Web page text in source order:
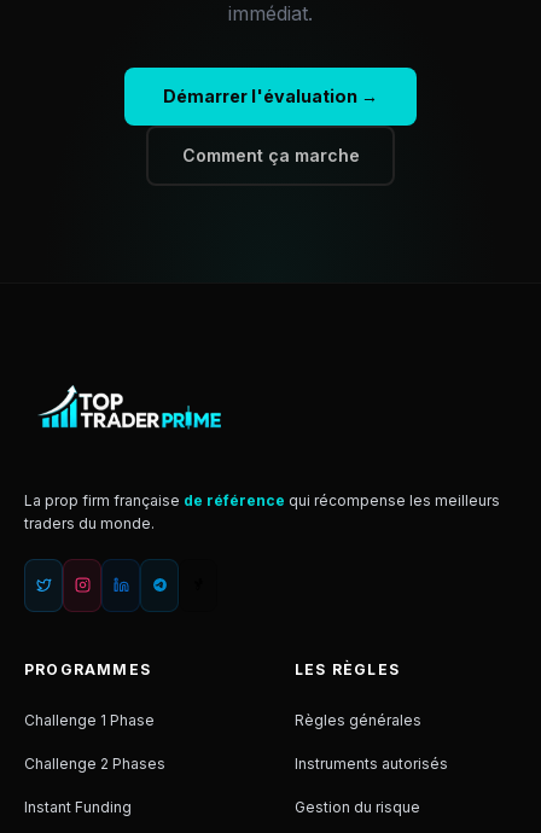
immédiat.
Démarrer l'évaluation →
Comment ça marche
La prop firm française de référence qui récompense les meilleurs
traders du monde.
PROGRAMMES
Challenge 1 Phase
Challenge 2 Phases
Instant Funding
LES RÈGLES
Règles générales
Instruments autorisés
Gestion du risque